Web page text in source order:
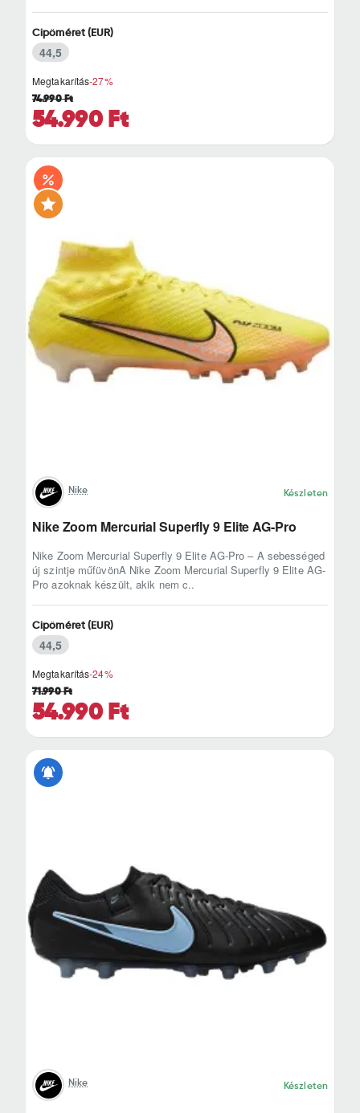
Megtakarítás-27%
54.990 Ft
74.990 Ft
Cipőméret (EUR)
44,5
Nike Készleten
Nike Zoom Mercurial Superfly 9 Elite AG-Pro
Nike Zoom Mercurial Superfly 9 Elite AG-Pro – A sebességed
új szintje műfüvönA Nike Zoom Mercurial Superfly 9 Elite AG-
Pro azoknak készült, akik nem c..
Megtakarítás-24%
54.990 Ft
71.990 Ft
Cipőméret (EUR)
44,5
Nike Készleten